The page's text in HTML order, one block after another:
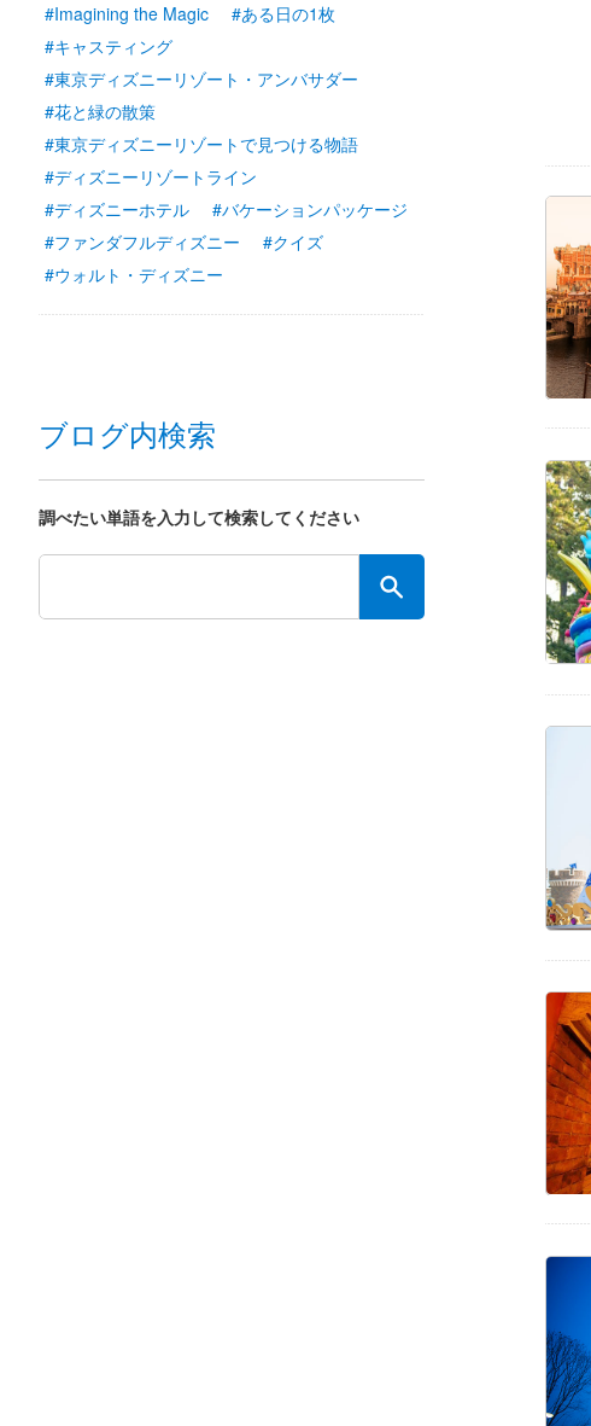
#Imagining the Magic
#ある日の1枚
#キャスティング
#東京ディズニーリゾート・アンバサダー
#花と緑の散策
#東京ディズニーリゾートで見つける物語
#ディズニーリゾートライン
#ディズニーホテル
#バケーションパッケージ
#ファンダフルディズニー
#クイズ
#ウォルト・ディズニー
ブログ内検索
調べたい単語を入力して検索してください